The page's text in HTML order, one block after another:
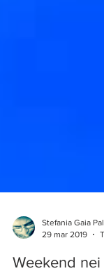
29 mar 2019